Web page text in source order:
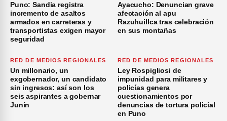
Puno: Sandia registra
incremento de asaltos
armados en carreteras y
transportistas exigen mayor
seguridad
Ayacucho: Denuncian grave
afectación al apu
Razuhuillca tras celebración
en sus montañas
RED DE MEDIOS REGIONALES
Un millonario, un
exgobernador, un candidato
sin ingresos: así son los
seis aspirantes a gobernar
Junín
RED DE MEDIOS REGIONALES
Ley Rospigliosi de
impunidad para militares y
policías genera
cuestionamientos por
denuncias de tortura policial
en Puno